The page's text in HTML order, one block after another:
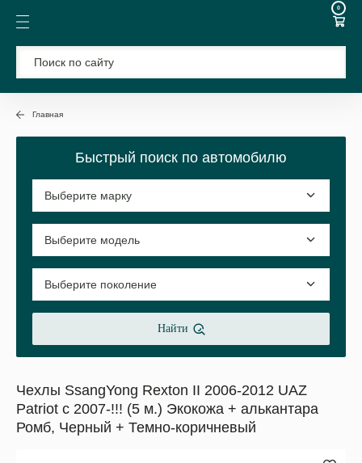
0
Главная
Быстрый поиск по автомобилю
Найти
Чехлы SsangYong Rexton II 2006-2012 UAZ
Patriot c 2007-!!! (5 м.) Экокожа + алькантара
Ромб, Черный + Темно-коричневый